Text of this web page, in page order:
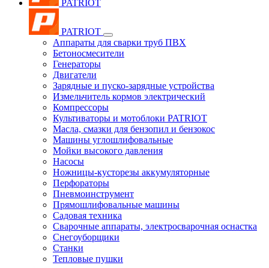
PATRIOT
PATRIOT
Аппараты для сварки труб ПВХ
Бетоносмесители
Генераторы
Двигатели
Зарядные и пуско-зарядные устройства
Измельчитель кормов электрический
Компрессоры
Культиваторы и мотоблоки PATRIOT
Масла, смазки для бензопил и бензокос
Машины углошлифовальные
Мойки высокого давления
Насосы
Ножницы-кусторезы аккумуляторные
Перфораторы
Пневмоинструмент
Прямошлифовальные машины
Садовая техника
Сварочные аппараты, электросварочная оснастка
Снегоуборщики
Станки
Тепловые пушки